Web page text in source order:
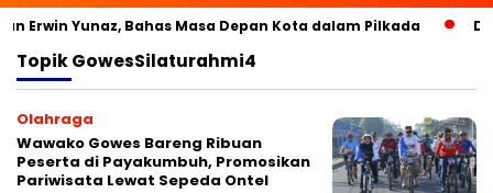
Erwin Yunaz, Bahas Masa Depan Kota dalam Pilkada
TopikGowesSilaturahmi4
Olahraga
Wawako Gowes Bareng Ribuan
Peserta di Payakumbuh, Promosikan
Pariwisata Lewat Sepeda Ontel